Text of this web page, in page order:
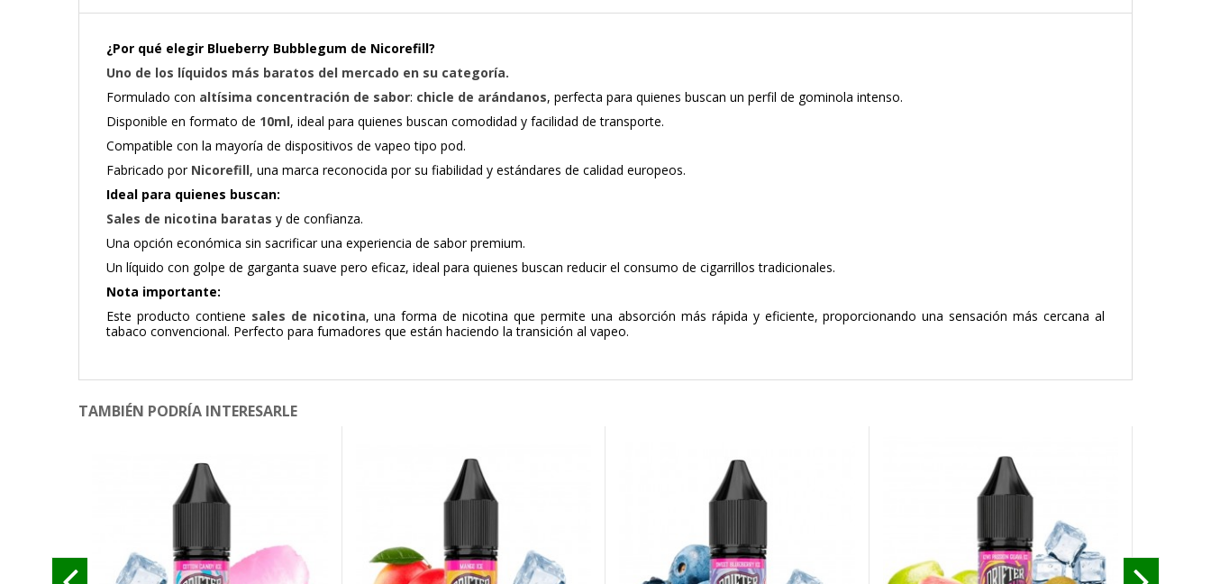
¿Por qué elegir Blueberry Bubblegum de Nicorefill?
Uno de los líquidos más baratos del mercado en su categoría.
Formulado con altísima concentración de sabor: chicle de arándanos, perfecta para quienes buscan un perfil de gominola intenso.
Disponible en formato de 10ml, ideal para quienes buscan comodidad y facilidad de transporte.
Compatible con la mayoría de dispositivos de vapeo tipo pod.
Fabricado por Nicorefill, una marca reconocida por su fiabilidad y estándares de calidad europeos.
Ideal para quienes buscan:
Sales de nicotina baratas y de confianza.
Una opción económica sin sacrificar una experiencia de sabor premium.
Un líquido con golpe de garganta suave pero eficaz, ideal para quienes buscan reducir el consumo de cigarrillos tradicionales.
Nota importante:
Este producto contiene sales de nicotina, una forma de nicotina que permite una absorción más rápida y eficiente, proporcionando una sensación más cercana al
tabaco convencional. Perfecto para fumadores que están haciendo la transición al vapeo.
TAMBIÉN PODRÍA INTERESARLE